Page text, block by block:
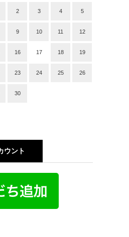
2 3 4 5
9 10 11 12
16 17 18 19
23 24 25 26
30
ウント